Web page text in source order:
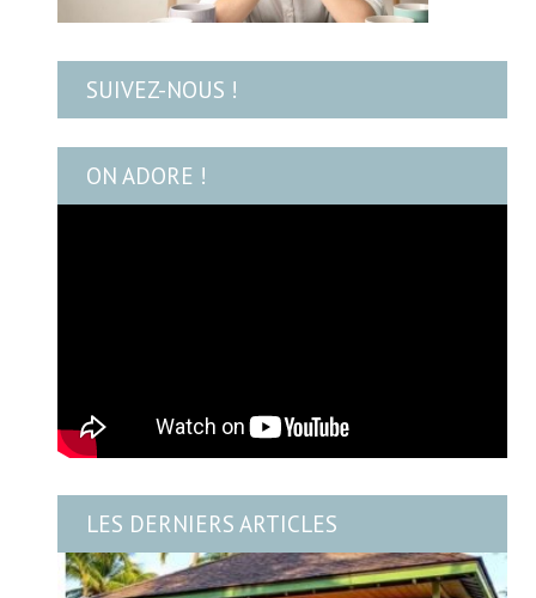
SUIVEZ-NOUS !
ON ADORE !
LES DERNIERS ARTICLES